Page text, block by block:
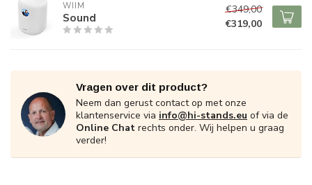
WIIM
Sound
€349,00
€319,00
Vragen over dit product?
Neem dan gerust contact op met onze
klantenservice via info@hi-stands.eu of via de
Online Chat rechts onder. Wij helpen u graag
verder!